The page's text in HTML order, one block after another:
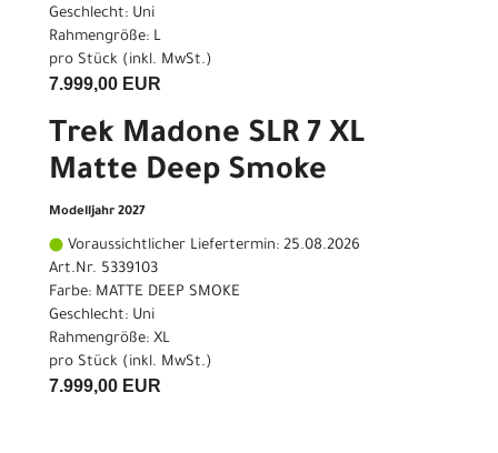
Geschlecht: Uni
Rahmengröße: L
pro Stück (inkl. MwSt.)
7.999,00 EUR
Trek Madone SLR 7 XL
Matte Deep Smoke
Modelljahr 2027
Voraussichtlicher Liefertermin: 25.08.2026
Art.Nr. 5339103
Farbe: MATTE DEEP SMOKE
Geschlecht: Uni
Rahmengröße: XL
pro Stück (inkl. MwSt.)
7.999,00 EUR